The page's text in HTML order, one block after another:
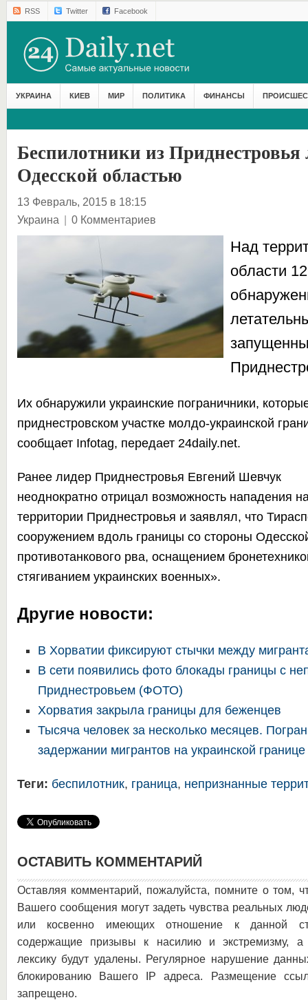
RSS Twitter Facebook
УКРАИНА КИЕВ МИР ПОЛИТИКА ФИНАНСЫ
Беспилотники из Приднестровья
Одесской областью
13 Февраль, 2015 в 18:15
Украина | 0 Комментариев
Над
области
Их обнаружили украинские пограничники,
приднестровском участке молдо-украинской
сообщает Infotag, передает 24daily.net.
Ранее лидер Приднестровья Евгений Шевчук
неоднократно отрицал возможность нападения
территории Приднестровья и заявлял, что
сооружением вдоль границы со стороны
противотанкового рва, оснащением
стягиванием украинских военных».
Другие новости:
В Хорватии фиксируют стычки между
В сети появились фото блокады границы с
Приднестровьем (ФОТО)
Хорватия закрыла границы для беженцев
Тысяча человек за несколько месяцев.
задержании мигрантов на украинской границе
Теги: беспилотник, граница, непризнанные
ОСТАВИТЬ КОММЕНТАРИЙ
Оставляя комментарий, пожалуйста, помните о том,
Вашего сообщения могут задеть чувства реальных
или косвенно имеющих отношение к данной
содержащие призывы к насилию и экстремизму, а
лексику будут удалены. Регулярное нарушение
блокированию Вашего IP адреса. Размещение
запрещено.